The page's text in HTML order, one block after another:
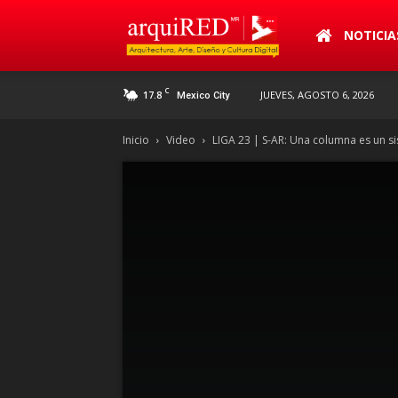
arquiRED
17.8 C Mexico City JUEVES, AGOSTO 6, 2026
Inicio Video LIGA 23 | S-AR: Una columna es un